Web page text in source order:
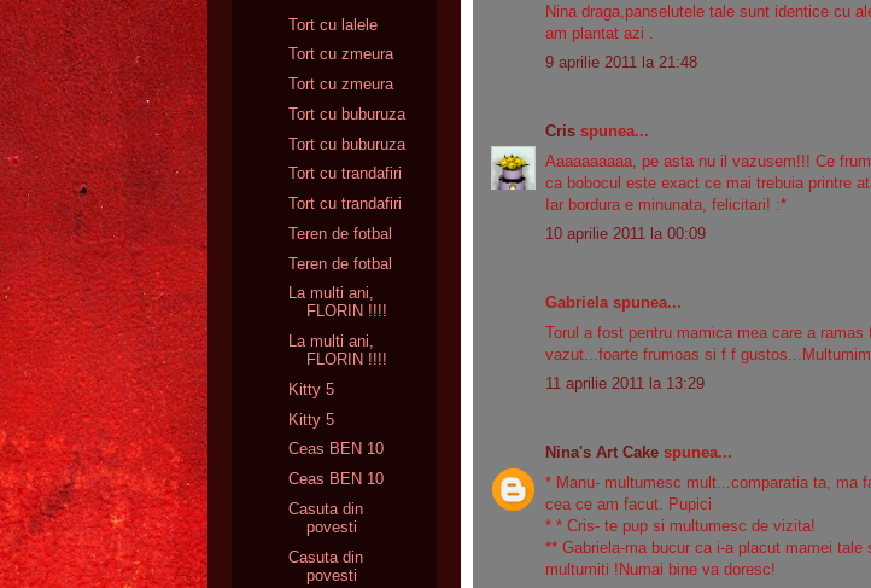
Nina draga,panselutele tale sunt identice cu
am plantat azi .
9 aprilie 2011 la 21:48
Cris spunea...
Aaaaaaaaaa, pe asta nu il vazusem!!! Ce
ca bobocul este exact ce mai trebuia printre
Iar bordura e minunata, felicitari! :*
10 aprilie 2011 la 00:09
Gabriela spunea...
Torul a fost pentru mamica mea care a ramas
vazut...foarte frumoas si f f
11 aprilie 2011 la 13:29
Nina's Art Cake spunea...
* Manu- multumesc mult...comparatia ta, ma
cea ce am facut. Pupici
* * Cris- te pup si multumesc de vizita!
** Gabriela-ma bucur ca i-a placut mamei tale
multumiti !Numai bine va doresc!
Tort cu lalele
Tort cu zmeura
Tort cu zmeura
Tort cu buburuza
Tort cu buburuza
Tort cu trandafiri
Tort cu trandafiri
Teren de fotbal
Teren de fotbal
La multi ani,
FLORIN !!!!
La multi ani,
FLORIN !!!!
Kitty 5
Kitty 5
Ceas BEN 10
Ceas BEN 10
Casuta din
povesti
Casuta din
povesti